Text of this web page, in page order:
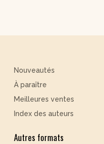
Nouveautés
À paraître
Meilleures ventes
Index des auteurs
Autres formats